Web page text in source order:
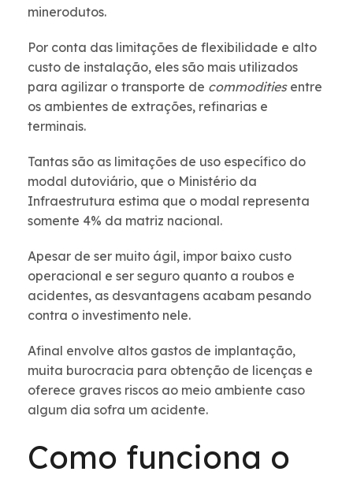
minerodutos.
Por conta das limitações de flexibilidade e alto
custo de instalação, eles são mais utilizados
para agilizar o transporte de commodities entre
os ambientes de extrações, refinarias e
terminais.
Tantas são as limitações de uso específico do
modal dutoviário, que o Ministério da
Infraestrutura estima que o modal representa
somente 4% da matriz nacional.
Apesar de ser muito ágil, impor baixo custo
operacional e ser seguro quanto a roubos e
acidentes, as desvantagens acabam pesando
contra o investimento nele.
Afinal envolve altos gastos de implantação,
muita burocracia para obtenção de licenças e
oferece graves riscos ao meio ambiente caso
algum dia sofra um acidente.
Como funciona o